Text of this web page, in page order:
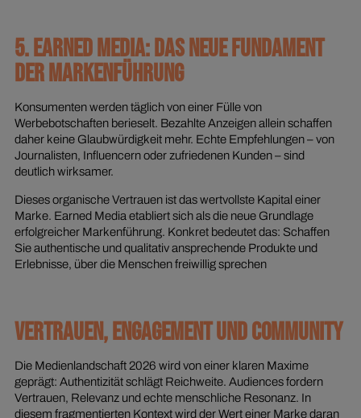
5. EARNED MEDIA: DAS NEUE FUNDAMENT
DER MARKENFÜHRUNG
Konsumenten werden täglich von einer Fülle von
Werbebotschaften berieselt. Bezahlte Anzeigen allein schaffen
daher keine Glaubwürdigkeit mehr. Echte Empfehlungen – von
Journalisten, Influencern oder zufriedenen Kunden – sind
deutlich wirksamer.
Dieses organische Vertrauen ist das wertvollste Kapital einer
Marke. Earned Media etabliert sich als die neue Grundlage
erfolgreicher Markenführung. Konkret bedeutet das: Schaffen
Sie authentische und qualitativ ansprechende Produkte und
Erlebnisse, über die Menschen freiwillig sprechen
VERTRAUEN, ENGAGEMENT UND COMMUNITY
Die Medienlandschaft 2026 wird von einer klaren Maxime
geprägt: Authentizität schlägt Reichweite. Audiences fordern
Vertrauen, Relevanz und echte menschliche Resonanz. In
diesem fragmentierten Kontext wird der Wert einer Marke daran